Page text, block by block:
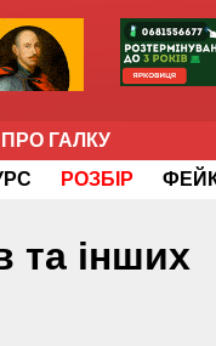
ПРО ГАЛКУ
РОЗБІР
та інших